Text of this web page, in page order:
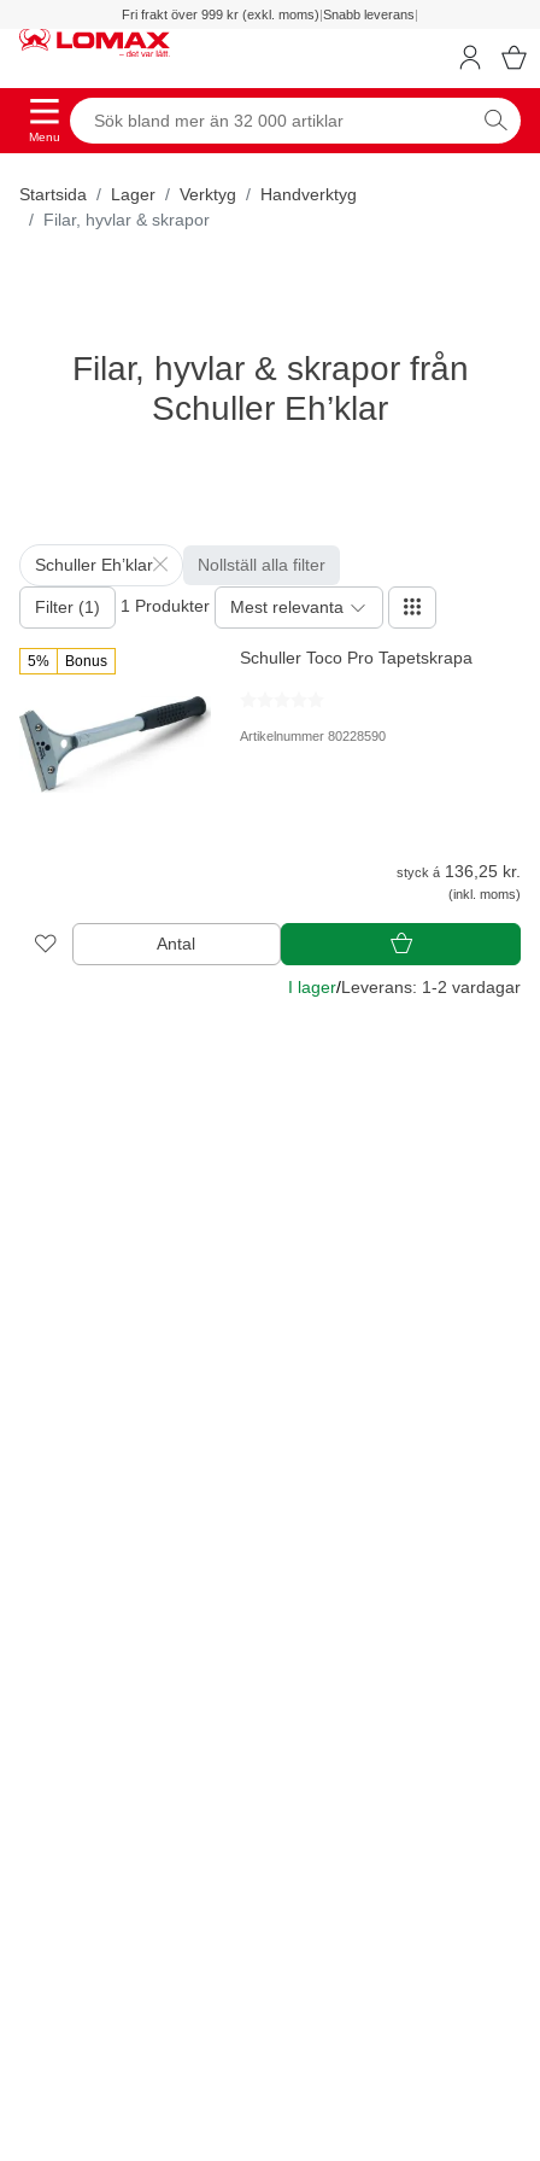
Fri frakt över 999 kr (exkl. moms)|Snabb leverans|
Menu
Startsida Lager Verktyg
Handverktyg
Filar, hyvlar & skrapor
Filar, hyvlar & skrapor från
Schuller Eh’klar
Schuller Eh’klar Nollställ alla filter
Filter (1) 1 Produkter Mest relevanta
5% Bonus Schuller Toco Pro Tapetskrapa
Artikelnummer 80228590
styck á 136,25 kr.
(inkl. moms)
Antal
I lager/Leverans: 1-2 vardagar